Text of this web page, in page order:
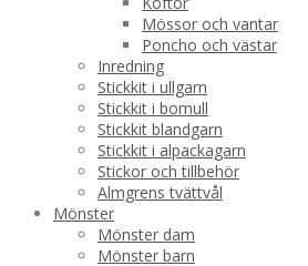
Mössor och vantar
Poncho och västar
Inredning
Stickkit i ullgarn
Stickkit i bomull
Stickkit blandgarn
Stickkit i alpackagarn
Stickor och tillbehör
Almgrens tvättvål
Mönster
Mönster dam
Mönster barn